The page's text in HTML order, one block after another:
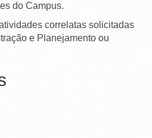
do Campus.
correlatas solicitadas
e Planejamento ou